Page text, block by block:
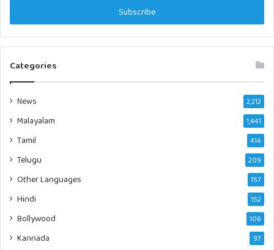
Categories
News 2,212
Malayalam 1,441
Tamil 414
Telugu 209
Other Languages 157
Hindi 152
Bollywood 106
Kannada 97